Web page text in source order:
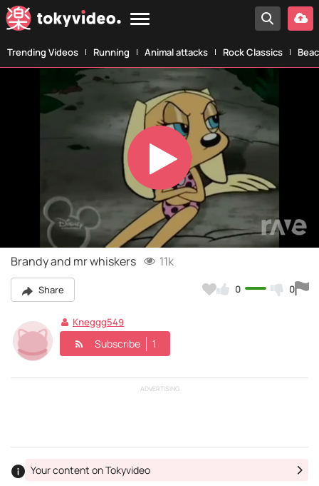
Trending Videos Running Animal attacks Rock Classics
Play
Video
Brandy and mr whiskers 11k
Share 0 0
Kneggg549
Subscribe 1
ADVERTISING
Your content on Tokyvideo